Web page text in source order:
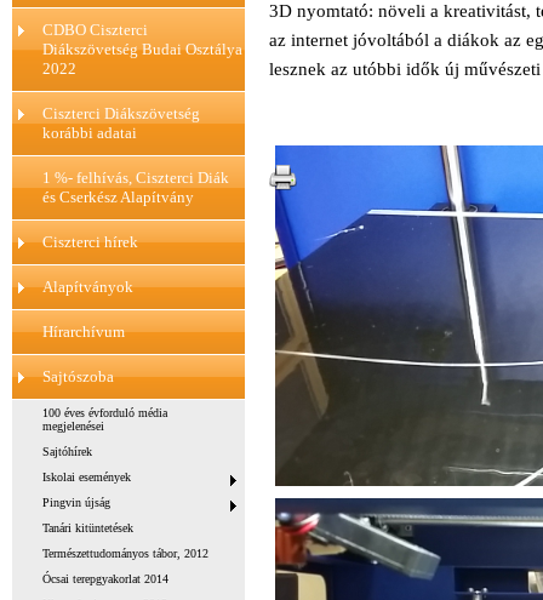
CDBO Ciszterci
Diákszövetség Budai Osztálya
2022
Ciszterci Diákszövetség
korábbi adatai
1 %- felhívás, Ciszterci Diák
és Cserkész Alapítvány
Ciszterci hírek
Alapítványok
Hírarchívum
Sajtószoba
100 éves évforduló média
megjelenései
Sajtóhírek
Iskolai események
Pingvin újság
Tanári kitüntetések
Természettudományos tábor, 2012
Ócsai terepgyakorlat 2014
3D nyomtató: növeli a kreativitást,
az internet jóvoltából a diákok az
lesznek az utóbbi idők új